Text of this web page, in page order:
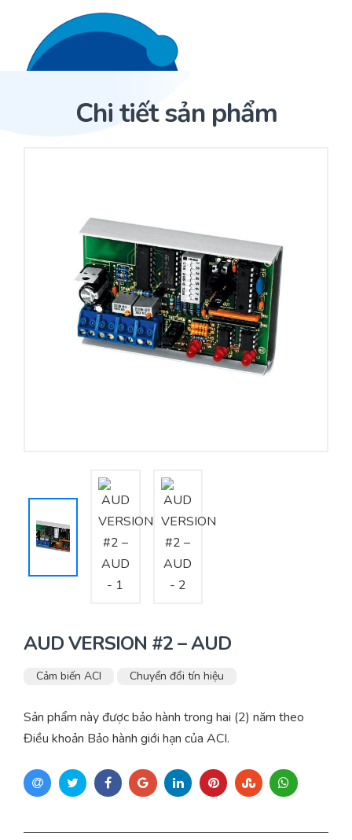
Trang Chủ
Cảm biến ACI
Nhà phân phối cảm biến
Nhà sản xuất thiết bị điều khiển
Cung cấp giải pháp quản lý cho toà nhà (BMS)
Bảo trì – Bảo dưỡng hệ thống
Thi công – Lắp đặt hệ thống HVAC
Chi tiết sản phẩm
AUD VERSION #2 – AUD
Cảm biến ACI Chuyển đổi tín hiệu
Sản phẩm này được bảo hành trong hai (2) năm theo
Điều khoản Bảo hành giới hạn của ACI.